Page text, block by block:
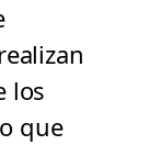
los
que